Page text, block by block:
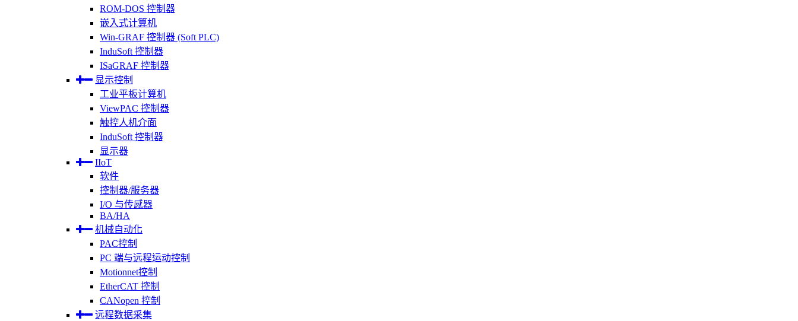
ROM-DOS 控制器
嵌入式计算机
Win-GRAF 控制器 (Soft PLC)
InduSoft 控制器
ISaGRAF 控制器
显示控制
工业平板计算机
ViewPAC 控制器
触控人机介面
InduSoft 控制器
显示器
IIoT
软件
控制器/服务器
I/O 与传感器
BA/HA
机械自动化
PAC控制
PC 端与远程运动控制
Motionnet控制
EtherCAT 控制
CANopen 控制
远程数据采集